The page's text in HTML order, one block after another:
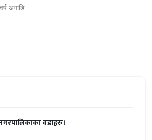
अगाडि
वडाहरु।